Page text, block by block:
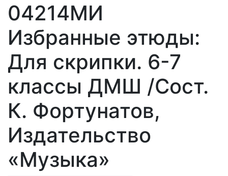
04214МИ
Избранные этюды:
Для скрипки. 6-7
классы ДМШ /Сост.
К. Фортунатов,
Издательство
«Музыка»